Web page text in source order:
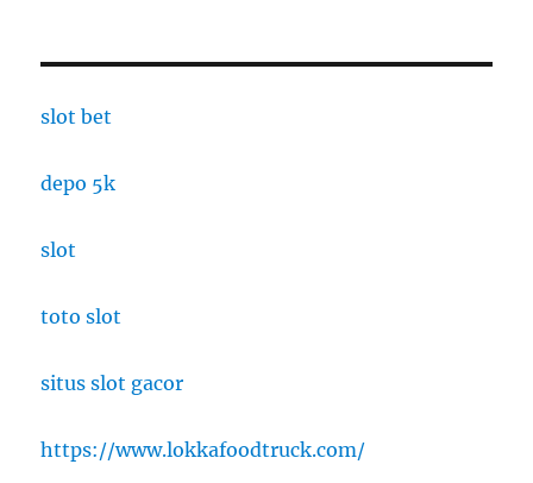
slot bet
depo 5k
slot
toto slot
situs slot gacor
https://www.lokkafoodtruck.com/